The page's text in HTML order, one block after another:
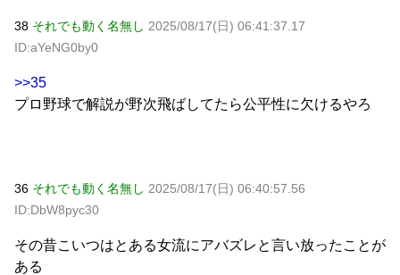
38 それでも動く名無し 2025/08/17(日) 06:41:37.17
ID:aYeNG0by0
>>35
プロ野球で解説が野次飛ばしてたら公平性に欠けるやろ
36 それでも動く名無し 2025/08/17(日) 06:40:57.56
ID:DbW8pyc30
その昔こいつはとある女流にアバズレと言い放ったことが
ある